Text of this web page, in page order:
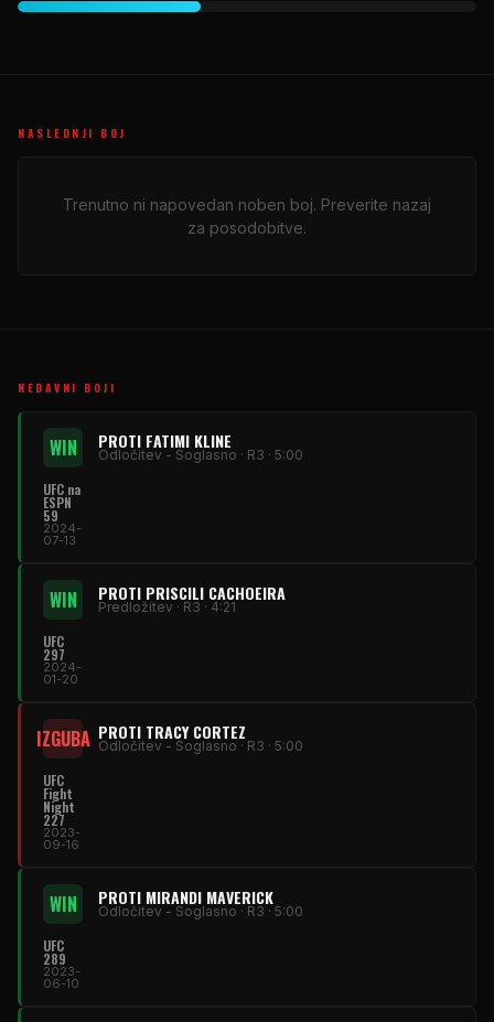
NASLEDNJI BOJ
Trenutno ni napovedan noben boj. Preverite nazaj
za posodobitve.
NEDAVNI BOJI
WIN PROTI FATIMI KLINE
Odločitev - Soglasno · R3 · 5:00
UFC na
ESPN
59
2024-
07-13
WIN PROTI PRISCILI CACHOEIRA
Predložitev · R3 · 4:21
UFC
297
2024-
01-20
IZGUBA PROTI TRACY CORTEZ
Odločitev - Soglasno · R3 · 5:00
UFC
Fight
Night
227
2023-
09-16
WIN PROTI MIRANDI MAVERICK
Odločitev - Soglasno · R3 · 5:00
UFC
289
2023-
06-10